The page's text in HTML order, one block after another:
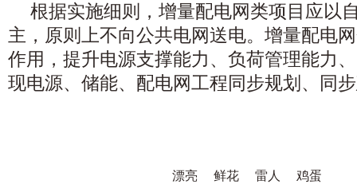
根据实施细则，增量配电网类项目应以
主，原则上不向公共电网送电。增量配电
作用，提升电源支撑能力、负荷管理能力
现电源、储能、配电网工程同步规划、同
漂亮 鲜花 雷人 鸡蛋